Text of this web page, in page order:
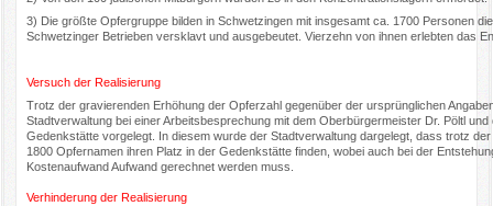
3) Die größte Opfergruppe bilden in Schwetzingen mit insgesamt ca. 1700 Personen
Schwetzinger Betrieben versklavt und ausgebeutet. Vierzehn von ihnen erlebten das
Versuch der Realisierung
Trotz der gravierenden Erhöhung der Opferzahl gegenüber der ursprünglichen
Stadtverwaltung bei einer Arbeitsbesprechung mit dem Oberbürgermeister Dr. Pöltl
Gedenkstätte vorgelegt. In diesem wurde der Stadtverwaltung dargelegt, dass trotz
1800 Opfernamen ihren Platz in der Gedenkstätte finden, wobei auch bei der
Kostenaufwand Aufwand gerechnet werden muss.
Verhinderung der Realisierung